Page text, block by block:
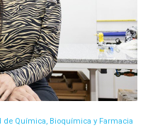
de Química, Bioquímica y Farmacia